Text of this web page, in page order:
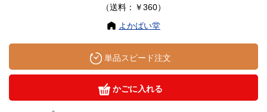
（送料：￥360）
よかばい堂
単品スピード注文
かごに入れる